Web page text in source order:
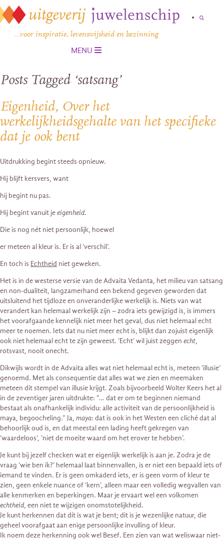
…voor inspiratie, levenswijsheid en bezinning
MENU
Posts Tagged ‘satsang’
Eigenheid, Over het
werkelijkheidsgehalte van het specifieke
dat je ook bent
Uitdrukking begint steeds opnieuw.
Hij blijft kersvers, want
hij begint nu pas.
Hij begint vanuit jeeigenheid.
Die is nog nét niet persoonlijk, hoewel
er meteen al kleur is. Er is al ‘verschil’.
En toch is Echtheid niet geweken.
Het is in de westerse versie van de Advaita Vedanta, het milieu van satsang
en non-dualiteit, langzamerhand een bekend gegeven geworden dat
uitsluitend het tijdloze en onveranderlijke werkelijk is. Niets van wat
verandert kan helemaal werkelijk zijn – zodra iets gewijzigd is, is immers
het voorafgaande kennelijk niet meer het geval, dus niet helemaal echt
meer te noemen. Iets dat nu niet meer echt is, blijkt dan zojuist eigenlijk
ook niet helemaal echt te zijn geweest. ‘Echt’ wil juist zeggen echt,
rotsvast, nooit onecht.
Dikwijls wordt in de Advaita alles wat niet helemaal echt is, meteen ‘illusie’
genoemd. Met als consequentie dat alles wat we zien en meemaken
meteen dit stempel van illusie krijgt. Zoals bijvoorbeeld Wolter Keers het al
in de zeventiger jaren uitdrukte: “… dat er om te beginnen niemand
bestaat als onafhankelijk individu: alle activiteit van de persoonlijkheid is
maya, begoocheling.” Ja, maya: dat is ook in het Westen een cliché dat al
behoorlijk oud is, en dat meestal een lading heeft gekregen van
‘waardeloos’, ‘niet de moeite waard om het erover te hebben’.
Je kunt bij jezelf checken wat er eigenlijk werkelijk is aan je. Zodra je de
vraag ‘wie ben ik?’ helemaal laat binnenvallen, is er niet een bepaald iets of
iemand te vinden. Er is geen omkaderd iets, er is geen vorm of kleur te
zien, geen enkele nuance of ‘kern’, alleen maar een volledig wegvallen van
alle kenmerken en beperkingen. Maar je ervaart wel een volkomen
echtheid, een niet te wijzigen onomstotelijkheid.
Je kunt herkennen dat dít is wat je bent; dit is je wezenlijke natuur, die
geheel voorafgaat aan enige persoonlijke invulling of kleur.
Ik noem deze herkenning ook wel Besef. Een zien van wat weliswaar niet-